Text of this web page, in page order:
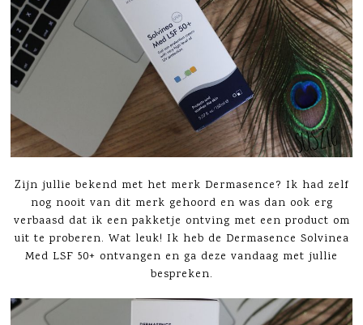
Zijn jullie bekend met het merk Dermasence? Ik had zelf
nog nooit van dit merk gehoord en was dan ook erg
verbaasd dat ik een pakketje ontving met een product om
uit te proberen. Wat leuk! Ik heb de Dermasence Solvinea
Med LSF 50+ ontvangen en ga deze vandaag met jullie
bespreken.